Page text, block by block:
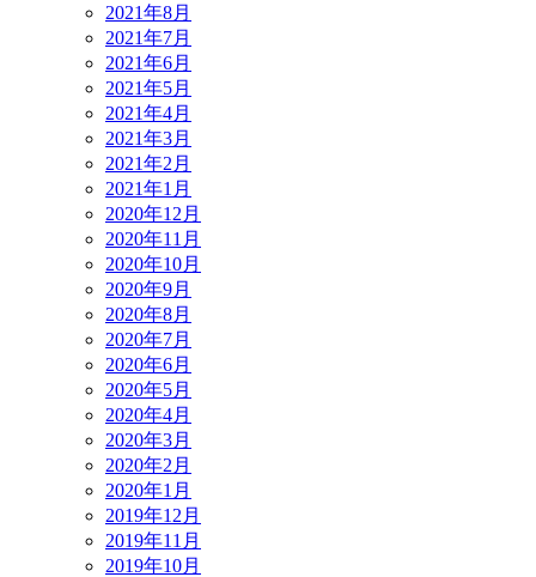
2021年8月
2021年7月
2021年6月
2021年5月
2021年4月
2021年3月
2021年2月
2021年1月
2020年12月
2020年11月
2020年10月
2020年9月
2020年8月
2020年7月
2020年6月
2020年5月
2020年4月
2020年3月
2020年2月
2020年1月
2019年12月
2019年11月
2019年10月